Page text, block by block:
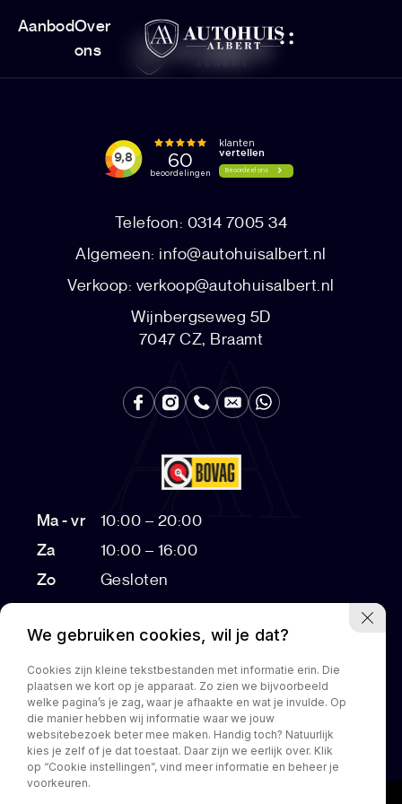
AanbodOver
ons
Telefoon: 0314 7005 34
Algemeen: info@autohuisalbert.nl
Verkoop: verkoop@autohuisalbert.nl
Wijnbergseweg 5D
7047 CZ, Braamt
Ma - vr
10:00 – 20:00
Za
10:00 – 16:00
Zo
Gesloten
Bezichtigingen na 17:00 op afspraak
HomeAanbodDienstenOver onsCustomization
Contact
We gebruiken cookies, wil je dat?
Cookies zijn kleine tekstbestanden met informatie erin. Die
plaatsen we kort op je apparaat. Zo zien we bijvoorbeeld
welke pagina’s je zag, waar je afhaakte en wat je invulde. Op
die manier hebben wij informatie waar we jouw
websitebezoek beter mee maken. Handig toch? Natuurlijk
kies je zelf of je dat toestaat. Daar zijn we eerlijk over. Klik
op “Cookie instellingen”, vind meer informatie en beheer je
voorkeuren.